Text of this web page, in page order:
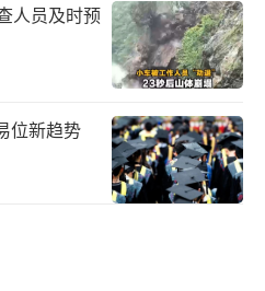
人员及时预
位新趋势